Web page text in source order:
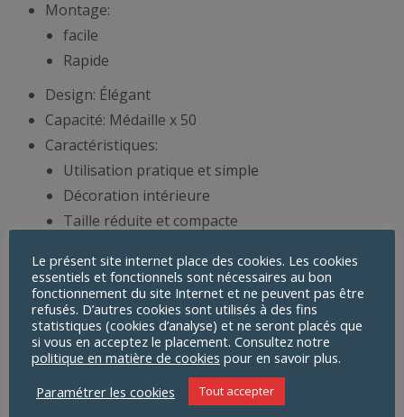
Montage:
facile
Rapide
Design: Élégant
Capacité: Médaille x 50
Caractéristiques:
Utilisation pratique et simple
Décoration intérieure
Taille réduite et compacte
Matériel: Acier au carbone
Couleur: Noir
Poids Max. supporté: 4 Kg
Le présent site internet place des cookies. Les cookies
essentiels et fonctionnels sont nécessaires au bon
fonctionnement du site Internet et ne peuvent pas être
refusés. D’autres cookies sont utilisés à des fins
statistiques (cookies d’analyse) et ne seront placés que
si vous en acceptez le placement. Consultez notre
politique en matière de cookies pour en savoir plus.
Paramétrer les cookies
Tout accepter